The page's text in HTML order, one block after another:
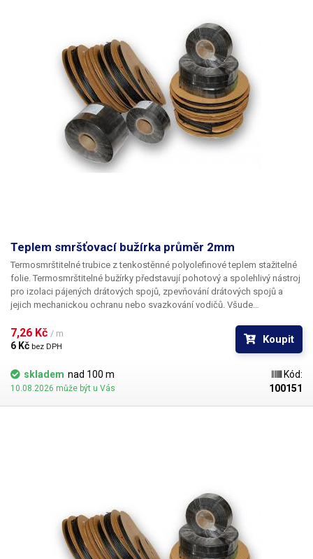
Teplem smršťovací bužírka průměr 2mm
Termosmrštitelné trubice z tenkostěnné polyolefinové teplem stažitelné
folie. Termosmrštitelné bužírky představují pohotový a spolehlivý nástroj
pro izolaci pájených drátových spojů, zpevňování drátových spojů a
jejich mechanickou ochranu nebo svazkování vodičů. Všude
elektrikářská izolační páska je nyní možné nasadit teplem smrštitelné
fólie.
7,26 Kč / m
6 Kč bez DPH
Koupit
skladem nad 100 m
10.08.2026 může být u Vás
Kód:
100151